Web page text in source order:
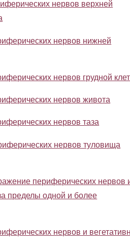
нервов верхней
нервов нижней
нервов грудной
нервов живота
нервов таза
нервов туловища
периферических нервов
пределы одной и более
нервов и